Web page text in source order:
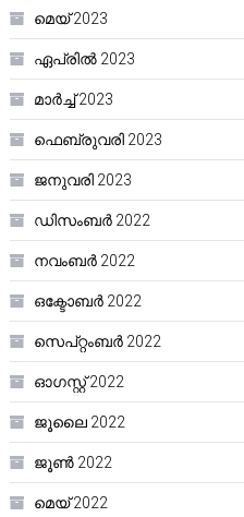
മെയ്‌ 2023
ഏപ്രിൽ 2023
മാർച്ച്‌ 2023
ഫെബ്രുവരി 2023
ജനുവരി 2023
ഡിസംബർ 2022
നവംബർ 2022
ഒക്ടോബർ 2022
സെപ്റ്റംബർ 2022
ഓഗസ്റ്റ്‌ 2022
ജൂലൈ 2022
ജൂൺ 2022
മെയ്‌ 2022